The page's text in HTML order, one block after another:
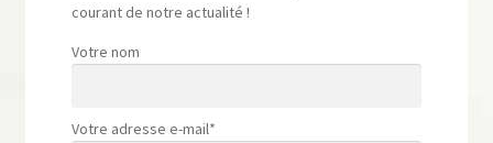
courant de notre actualité !
Votre nom
Votre adresse e-mail*